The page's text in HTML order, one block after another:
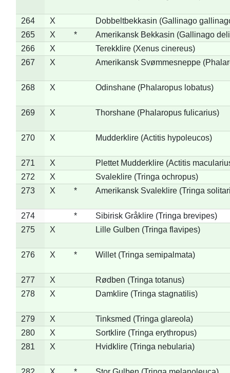
264 X
Dobbeltbekkasin (Gallinago
265
X *
Amerikansk Bekkasin (Gallinago
266
X
Terekklire (Xenus cinereus)
267
X Amerikansk Svømmesneppe
268 X Odinshane (Phalaropus lobatus)
269 X Thorshane (Phalaropus fulicarius)
270 X Mudderklire (Actitis hypoleucos)
271 X
Plettet Mudderklire (Actitis
272
X
Svaleklire (Tringa ochropus)
273
X * Amerikansk Svaleklire (Tringa
274 *
Sibirisk Gråklire (Tringa brevipes)
275
X Lille Gulben (Tringa flavipes)
276 X * Willet (Tringa semipalmata)
277 X
Rødben (Tringa totanus)
278
X Damklire (Tringa stagnatilis)
279 X
Tinksmed (Tringa glareola)
280
X
Sortklire (Tringa erythropus)
281
X Hvidklire (Tringa nebularia)